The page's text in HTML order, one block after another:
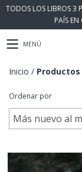
TODOS LOS LIBROS 3
PAÍS
MENÚ
Inicio / Productos
Ordenar por